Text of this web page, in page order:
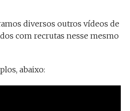
diversos outros vídeos de
com recrutas nesse mesmo
abaixo: